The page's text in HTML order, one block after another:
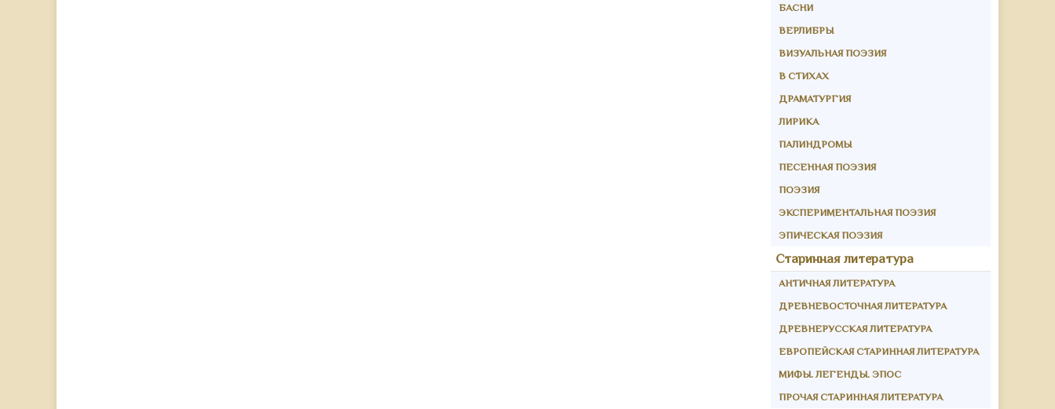
БАСНИ
ВЕРЛИБРЫ
ВИЗУАЛЬНАЯ ПОЭЗИЯ
В СТИХАХ
ДРАМАТУРГИЯ
ЛИРИКА
ПАЛИНДРОМЫ
ПЕСЕННАЯ ПОЭЗИЯ
ПОЭЗИЯ
ЭКСПЕРИМЕНТАЛЬНАЯ ПОЭЗИЯ
ЭПИЧЕСКАЯ ПОЭЗИЯ
Старинная литература
АНТИЧНАЯ ЛИТЕРАТУРА
ДРЕВНЕВОСТОЧНАЯ ЛИТЕРАТУРА
ДРЕВНЕРУССКАЯ ЛИТЕРАТУРА
ЕВРОПЕЙСКАЯ СТАРИННАЯ ЛИТЕРАТУРА
МИФЫ. ЛЕГЕНДЫ. ЭПОС
ПРОЧАЯ СТАРИННАЯ ЛИТЕРАТУРА